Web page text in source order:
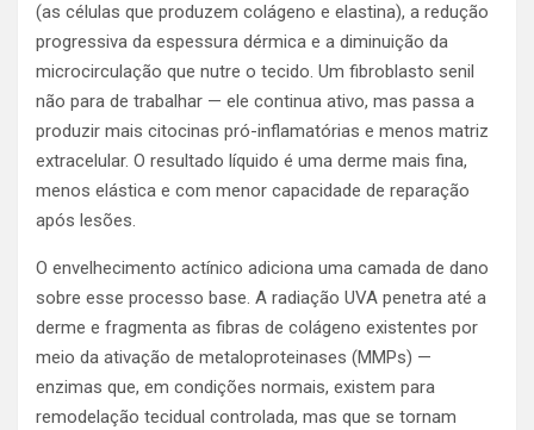
(as células que produzem colágeno e elastina), a redução
progressiva da espessura dérmica e a diminuição da
microcirculação que nutre o tecido. Um fibroblasto senil
não para de trabalhar — ele continua ativo, mas passa a
produzir mais citocinas pró-inflamatórias e menos matriz
extracelular. O resultado líquido é uma derme mais fina,
menos elástica e com menor capacidade de reparação
após lesões.
O envelhecimento actínico adiciona uma camada de dano
sobre esse processo base. A radiação UVA penetra até a
derme e fragmenta as fibras de colágeno existentes por
meio da ativação de metaloproteinases (MMPs) —
enzimas que, em condições normais, existem para
remodelação tecidual controlada, mas que se tornam